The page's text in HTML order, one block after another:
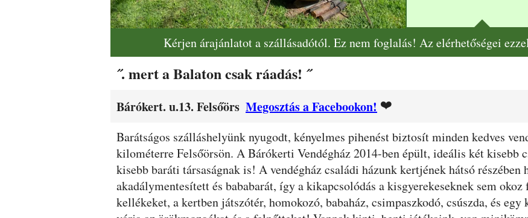
Kérjen árajánlatot a szállásadótól. Ez nem foglalás! Az elérhetőségei
˝. mert a Balaton csak ráadás! ˝
Bárókert. u.13. Felsőörs Megosztás a Facebookon! ❤️
Leírás
Barátságos szálláshelyünk nyugodt, kényelmes pihenést biztosít minden kedves
kilométerre Felsőörsön. A Bárókerti Vendégház 2014-ben épült, ideális két kisebb
kisebb baráti társaságnak is! A vendégház családi házunk kertjének hátsó
akadálymentesített és bababarát, így a kikapcsolódás a kisgyerekeseknek sem
kellékeket, a kertben játszótér, homokozó, babaház, csimpaszkodó, csúszda, és